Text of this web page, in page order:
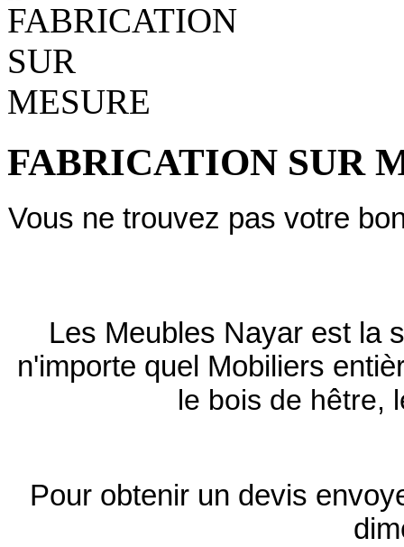
FABRICATION SUR
Vous ne trouvez pas votre
Les Meubles Nayar est la
n'importe quel Mobiliers
le bois de hêtre,
Pour obtenir un devis